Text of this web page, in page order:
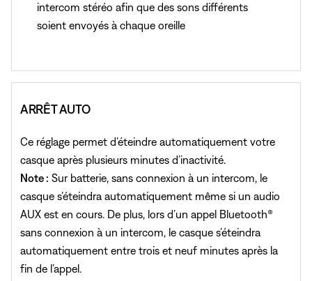
intercom stéréo afin que des sons différents
soient envoyés à chaque oreille
ARRÊT AUTO
Ce réglage permet d’éteindre automatiquement votre
casque après plusieurs minutes d’inactivité.
Note : Sur batterie, sans connexion à un intercom, le
casque s’éteindra automatiquement même si un audio
AUX est en cours. De plus, lors d’un appel Bluetooth®
sans connexion à un intercom, le casque s’éteindra
automatiquement entre trois et neuf minutes après la
fin de l’appel.